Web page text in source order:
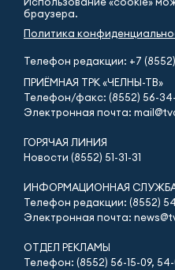
браузера.
Политика
Телефон редакции: +7
ПРИЁМНАЯ ТРК «ЧЕЛНЫ-ТВ»
Телефон/факс: (8552) 56-
Электронная почта:
ГОРЯЧАЯ ЛИНИЯ
Новости (8552) 51-31-31
ИНФОРМАЦИОННАЯ
Телефон редакции: (8552)
Электронная почта:
ОТДЕЛ РЕКЛАМЫ
Телефон: (8552) 56-15-09,